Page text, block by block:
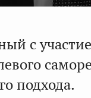
с
подхода.